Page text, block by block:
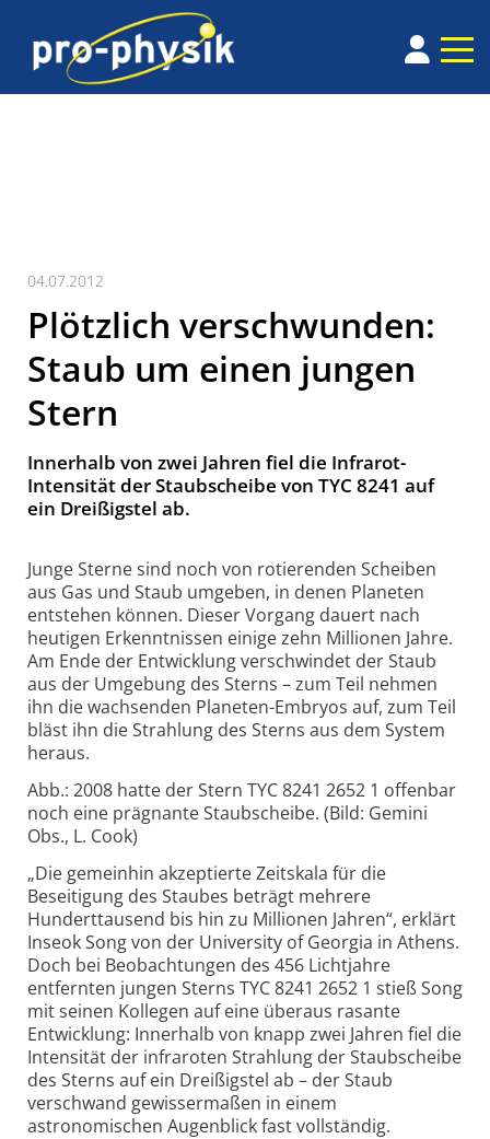
04.07.2012
Plötzlich verschwunden:
Staub um einen jungen
Stern
Innerhalb von zwei Jahren fiel die Infrarot-
Intensität der Staubscheibe von TYC 8241 auf
ein Dreißigstel ab.
Junge Sterne sind noch von rotierenden Scheiben
aus Gas und Staub umgeben, in denen Planeten
entstehen können. Dieser Vorgang dauert nach
heutigen Erkenntnissen einige zehn Millionen Jahre.
Am Ende der Entwicklung verschwindet der Staub
aus der Umgebung des Sterns – zum Teil nehmen
ihn die wachsenden Planeten-Embryos auf, zum Teil
bläst ihn die Strahlung des Sterns aus dem System
heraus.
Abb.: 2008 hatte der Stern TYC 8241 2652 1 offenbar
noch eine prägnante Staubscheibe. (Bild: Gemini
Obs., L. Cook)
„Die gemeinhin akzeptierte Zeitskala für die
Beseitigung des Staubes beträgt mehrere
Hunderttausend bis hin zu Millionen Jahren“, erklärt
Inseok Song von der University of Georgia in Athens.
Doch bei Beobachtungen des 456 Lichtjahre
entfernten jungen Sterns TYC 8241 2652 1 stieß Song
mit seinen Kollegen auf eine überaus rasante
Entwicklung: Innerhalb von knapp zwei Jahren fiel die
Intensität der infraroten Strahlung der Staubscheibe
des Sterns auf ein Dreißigstel ab – der Staub
verschwand gewissermaßen in einem
astronomischen Augenblick fast vollständig.